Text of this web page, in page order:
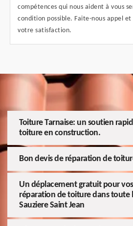
compétences qui nous aident à vous
condition possible. Faite-nous appel et
votre satisfaction.
Toiture Tarnaise: un soutien
toiture en construction.
Bon devis de réparation de
Un déplacement gratuit pour
réparation de toiture dans toute
Sauziere Saint Jean